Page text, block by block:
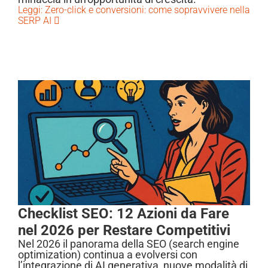
Leggi: Zero-click e conversioni: come sopravvivere nella
SERP AI
Checklist SEO: 12 Azioni da Fare
nel 2026 per Restare Competitivi
Nel 2026 il panorama della SEO (search engine
optimization) continua a evolversi con
l’integrazione di AI generativa, nuove modalità di